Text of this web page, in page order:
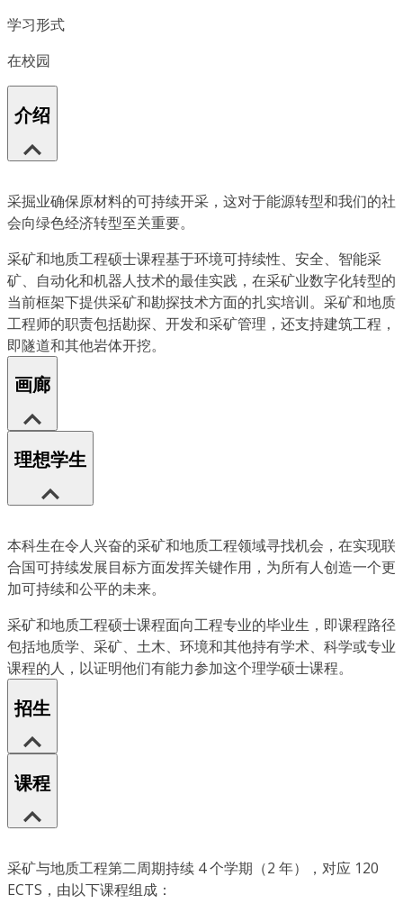
学习形式
在校园
介绍
采掘业确保原材料的可持续开采，这对于能源转型和我们的社
会向绿色经济转型至关重要。
采矿和地质工程硕士课程基于环境可持续性、安全、智能采
矿、自动化和机器人技术的最佳实践，在采矿业数字化转型的
当前框架下提供采矿和勘探技术方面的扎实培训。采矿和地质
工程师的职责包括勘探、开发和采矿管理，还支持建筑工程，
即隧道和其他岩体开挖。
画廊
理想学生
本科生在令人兴奋的采矿和地质工程领域寻找机会，在实现联
合国可持续发展目标方面发挥关键作用，为所有人创造一个更
加可持续和公平的未来。
采矿和地质工程硕士课程面向工程专业的毕业生，即课程路径
包括地质学、采矿、土木、环境和其他持有学术、科学或专业
课程的人，以证明他们有能力参加这个理学硕士课程。
招生
课程
采矿与地质工程第二周期持续 4 个学期（2 年），对应 120
ECTS，由以下课程组成：